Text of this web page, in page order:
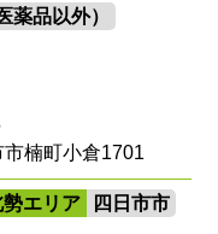
薬品以外）
楠町小倉1701
勢エリア 四日市市